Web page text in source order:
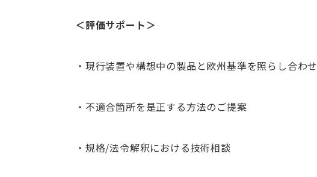
＜評価サポート＞
・現行装置や構想中の製品と欧州基準を照らし合わ
・不適合箇所を是正する方法のご提案
・規格/法令解釈における技術相談